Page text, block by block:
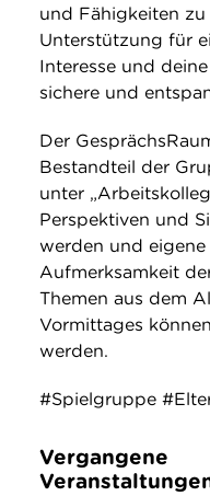
und Fähigkeiten
Unterstützung für
Interesse und
sichere und
Der
Bestandteil der
unter
Perspektiven und
werden und
Aufmerksamkeit
Themen aus dem
Vormittages
werden.
#Spielgruppe
Vergangene